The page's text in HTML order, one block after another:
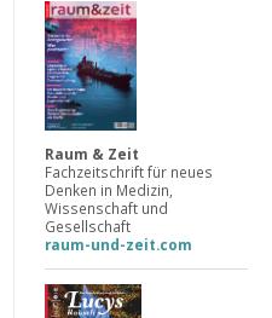
Raum & Zeit
Fachzeitschrift für neues
Denken in Medizin,
Wissenschaft und
Gesellschaft
raum-und-zeit.com